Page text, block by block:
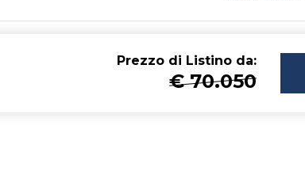
Prezzo di Listino da:
€ 70.050